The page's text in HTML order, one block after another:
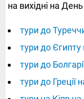
на вихідні на
тури до
тури до Єгипту
тури до
тури до Греції